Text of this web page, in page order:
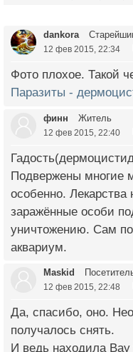
dankora
12 фев 2015, 22:34
Фото плохое. Такой
Паразиты -
финн Житель
12 фев 2015, 22:40
Подвержены многие
особенно. Лекарства
заражённые особи
уничтожению. Сам
аквариум.
Maskid
12 фев 2015, 22:48
Да, спасибо, оно.
получалось снять.
И ведь находила